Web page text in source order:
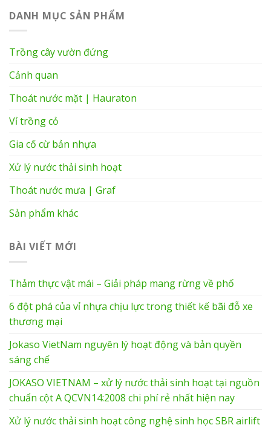
DANH MỤC SẢN PHẨM
Trồng cây vườn đứng
Cảnh quan
Thoát nước mặt | Hauraton
Vỉ trồng cỏ
Gia cố cừ bản nhựa
Xử lý nước thải sinh hoạt
Thoát nước mưa | Graf
Sản phẩm khác
BÀI VIẾT MỚI
Thảm thực vật mái – Giải pháp mang rừng về phố
6 đột phá của vỉ nhựa chịu lực trong thiết kế bãi đỗ xe
thương mại
Jokaso VietNam nguyên lý hoạt động và bản quyền
sáng chế
JOKASO VIETNAM – xử lý nước thải sinh hoạt tại nguồn
chuẩn cột A QCVN14:2008 chi phí rẻ nhất hiện nay
Xử lý nước thải sinh hoạt công nghệ sinh học SBR airlift